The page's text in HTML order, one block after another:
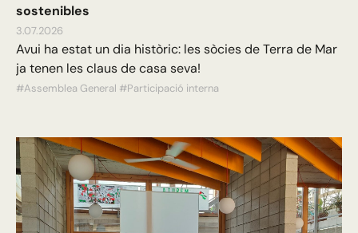
sostenibles
3.07.2026
Avui ha estat un dia històric: les sòcies de Terra de Mar
ja tenen les claus de casa seva!
#Assemblea General #Participació interna